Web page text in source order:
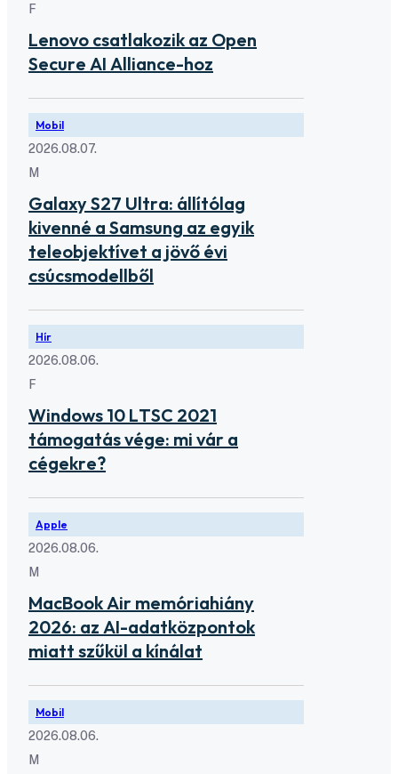
F
Lenovo csatlakozik az Open
Secure AI Alliance-hoz
Mobil
2026.08.07.
M
Galaxy S27 Ultra: állítólag
kivenné a Samsung az egyik
teleobjektívet a jövő évi
csúcsmodellből
Hír
2026.08.06.
F
Windows 10 LTSC 2021
támogatás vége: mi vár a
cégekre?
Apple
2026.08.06.
M
MacBook Air memóriahiány
2026: az AI-adatközpontok
miatt szűkül a kínálat
Mobil
2026.08.06.
M